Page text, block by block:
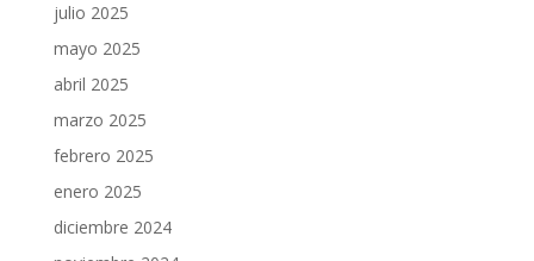
julio 2025
mayo 2025
abril 2025
marzo 2025
febrero 2025
enero 2025
diciembre 2024